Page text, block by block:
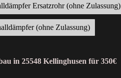
Ersatzrohr (ohne Zulassung)
(ohne Zulassung)
in 25548 Kellinghusen für 350€